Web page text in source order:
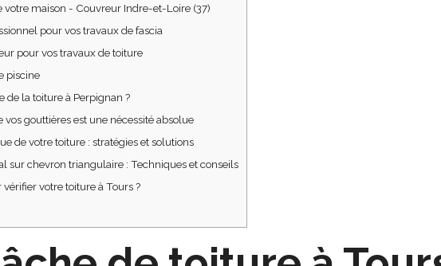
votre maison - Couvreur Indre-et-Loire (37)
pour vos travaux de fascia
pour vos travaux de toiture
piscine
de la toiture à Perpignan ?
gouttières est une nécessité absolue
de votre toiture : stratégies et solutions
sur chevron triangulaire : Techniques et conseils
votre toiture à Tours ?